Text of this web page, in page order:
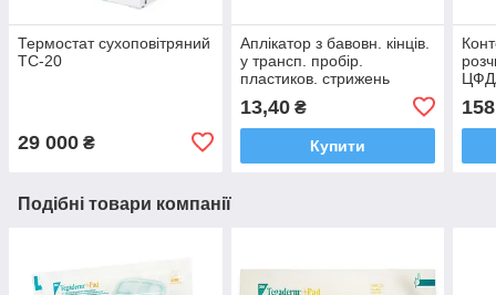
Термостат сухоповітряний
ТС-20
29 000 ₴
Аплікатор з бавовн. кінців.
у трансп. пробір.
пластиков. стрижень
13,40₴
Купити
Подібні товари компанії